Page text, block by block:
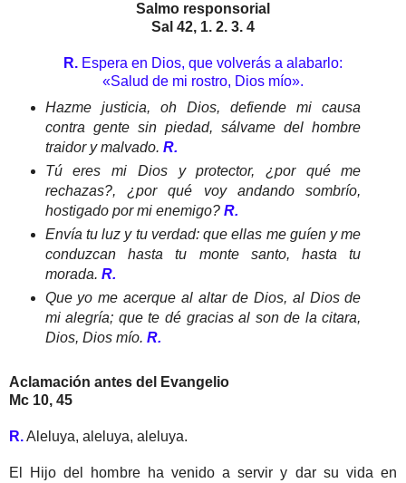
Salmo responsorial
Sal 42, 1. 2. 3. 4
R. Espera en Dios, que volverás a alabarlo:
«Salud de mi rostro, Dios mío».
Hazme justicia, oh Dios, defiende mi causa
contra gente sin piedad, sálvame del hombre
traidor y malvado. R.
Tú eres mi Dios y protector, ¿por qué me
rechazas?, ¿por qué voy andando sombrío,
hostigado por mi enemigo? R.
Envía tu luz y tu verdad: que ellas me guíen y me
conduzcan hasta tu monte santo, hasta tu
morada. R.
Que yo me acerque al altar de Dios, al Dios de
mi alegría; que te dé gracias al son de la citara,
Dios, Dios mío. R.
Aclamación antes del Evangelio
Mc 10, 45
R.Aleluya, aleluya, aleluya.
El Hijo del hombre ha venido a servir y dar su vida en